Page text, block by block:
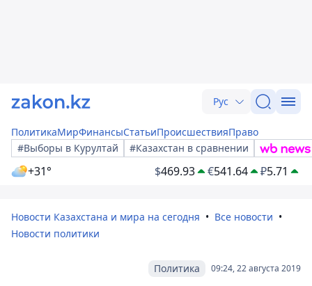
Рус
ПолитикаМирФинансыСтатьиПроисшествияПраво
#Выборы в Курултай
#Казахстан в сравнении
+31° $469.93 €541.64 ₽5.71
Новости Казахстана и мира на сегодня
Все новости
Новости политики
09:24, 22 августа 2019
Политика